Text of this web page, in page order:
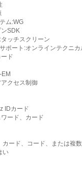
アクセス制御
ル カード
リーダー
ム:WG
SDK
ッチスクリーン
ポート:オンラインテクニカ
ド
クセス制御
IDカード
ード、カード
カード、コード、または複
い